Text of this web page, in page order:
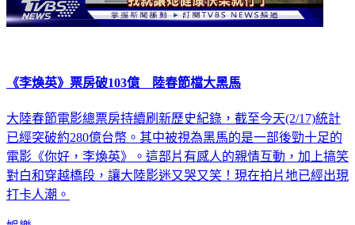
《李煥英》票房破103億 陸春節檔大黑馬
大陸春節電影總票房持續刷新歷史紀錄，截至今天(2/17)統計
已經突破約280億台幣。其中被視為黑馬的是一部後勁十足的
電影《你好，李煥英》。這部片有感人的親情互動，加上搞笑
對白和穿越橋段，讓大陸影迷又哭又笑！現在拍片地已經出現
打卡人潮。